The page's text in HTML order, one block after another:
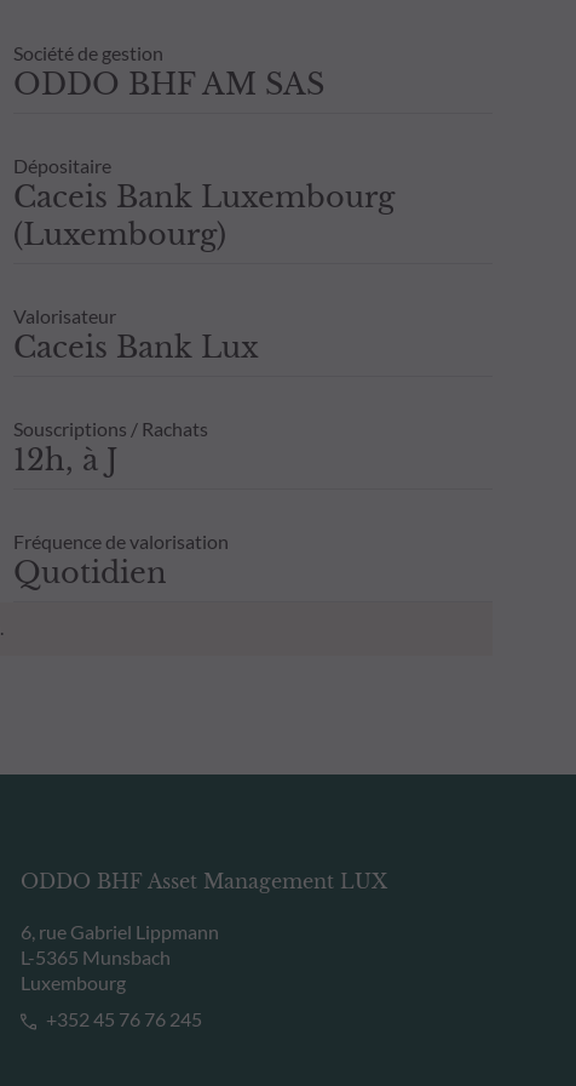
Société de gestion
ODDO BHF AM SAS
Dépositaire
Caceis Bank Luxembourg
(Luxembourg)
Valorisateur
Caceis Bank Lux
Souscriptions / Rachats
12h, à J
Fréquence de valorisation
Quotidien
ODDO BHF Asset Management LUX
6, rue Gabriel Lippmann
L-5365 Munsbach
Luxembourg
+352 45 76 76 245